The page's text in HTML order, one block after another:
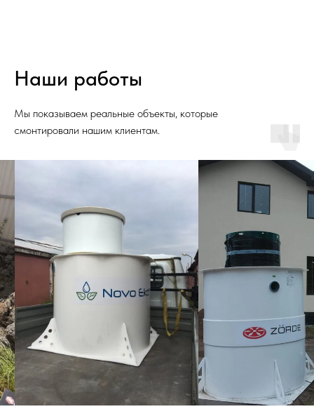
Наши работы
Мы показываем реальные объекты, которые
смонтировали нашим клиентам.